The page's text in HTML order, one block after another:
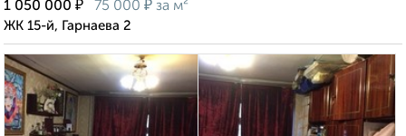
1 050 000 ₽ 75 000 ₽ за м²
ЖК 15-й, Гарнаева 2